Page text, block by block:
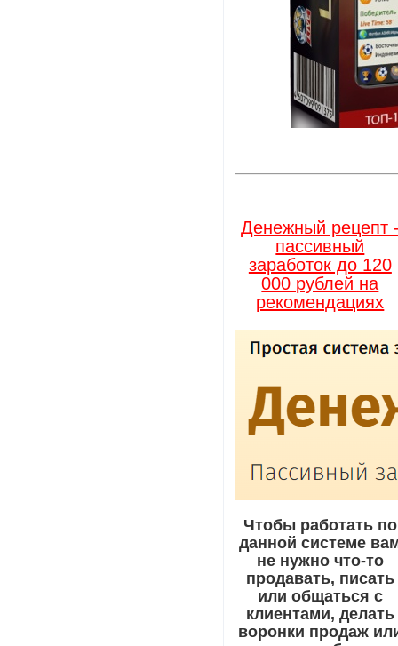
Денежный рецепт
пассивный
заработок до 120
000 рублей на
рекомендациях
Чтобы работать по
данной системе
не нужно что-то
продавать, писать
или общаться с
клиентами, делать
воронки продаж